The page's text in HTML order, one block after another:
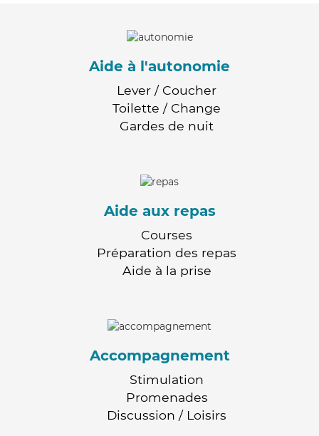
Aide à l'autonomie
Lever / Coucher
Toilette / Change
Gardes de nuit
Aide aux repas
Courses
Préparation des repas
Aide à la prise
Accompagnement
Stimulation
Promenades
Discussion / Loisirs